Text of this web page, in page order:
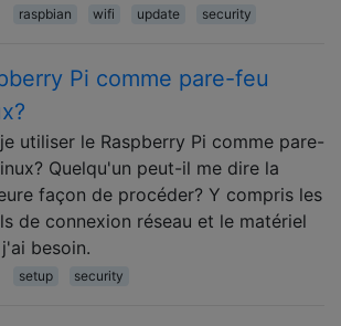
raspbian wifi update security
Pi comme pare-feu
utiliser le Raspberry Pi comme pare-
Quelqu'un peut-il me dire la
façon de procéder? Y compris les
de connexion réseau et le matériel
besoin.
setup security